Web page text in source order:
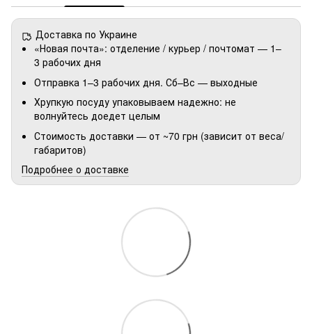
Доставка по Украине
«Новая почта»: отделение / курьер / почтомат — 1–
3 рабочих дня
Отправка 1–3 рабочих дня. Сб–Вс — выходные
Хрупкую посуду упаковываем надежно: не
волнуйтесь доедет целым
Стоимость доставки — от ~70 грн (зависит от веса/
габаритов)
Подробнее о доставке